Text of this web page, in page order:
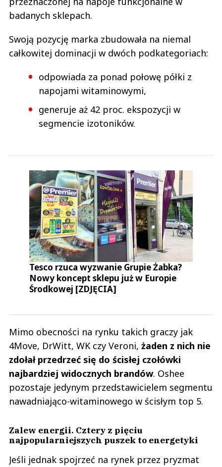
badanych sklepach.
Swoją pozycję marka zbudowała na niemal
całkowitej dominacji w dwóch podkategoriach:
odpowiada za ponad połowę półki z
napojami witaminowymi,
generuje aż 42 proc. ekspozycji w
segmencie izotoników.
Tesco rzuca wyzwanie Grupie Żabka?
Nowy koncept sklepu już w Europie
Środkowej [ZDJĘCIA]
Mimo obecności na rynku takich graczy jak
4Move, DrWitt, WK czy Veroni, żaden z nich nie
zdołał przedrzeć się do ścisłej czołówki
najbardziej widocznych brandów. Oshee
pozostaje jedynym przedstawicielem segmentu
nawadniająco-witaminowego w ścisłym top 5.
Zalew energii. Cztery z pięciu
najpopularniejszych puszek to energetyki
Jeśli jednak spojrzeć na rynek przez pryzmat